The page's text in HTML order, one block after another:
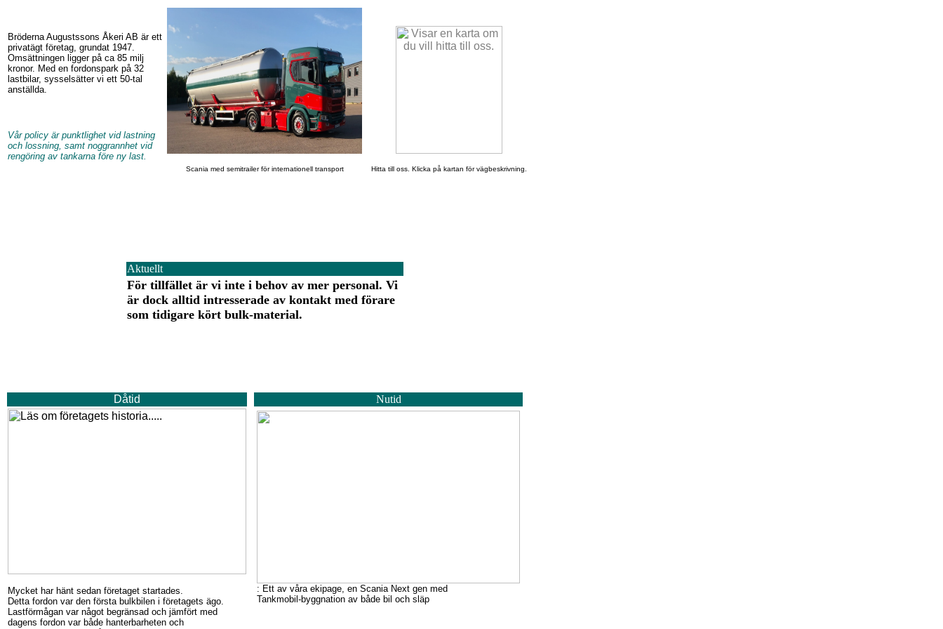
Bröderna Augustssons Åkeri AB är ett
privatägt företag, grundat 1947.
Omsättningen ligger på ca 85 milj
kronor. Med en fordonspark på 32
lastbilar, sysselsätter vi ett 50-tal
anställda.
Vår policy är punktlighet vid lastning
och lossning, samt noggrannhet vid
rengöring av tankarna före ny last.
Scania med semitrailer för internationell transport Hitta till oss. Klicka på kartan för vägbeskrivning.
Aktuellt
För tillfället är vi inte i behov av mer personal. Vi
är dock alltid intresserade av kontakt med förare
som tidigare kört bulk-material.
Dåtid Nutid
Mycket har hänt sedan företaget startades.
Detta fordon var den första bulkbilen i företagets ägo.
Lastförmågan var något begränsad och jämfört med
dagens fordon var både hanterbarheten och
: Ett av våra ekipage, en Scania Next gen med
Tankmobil-byggnation av både bil och släp